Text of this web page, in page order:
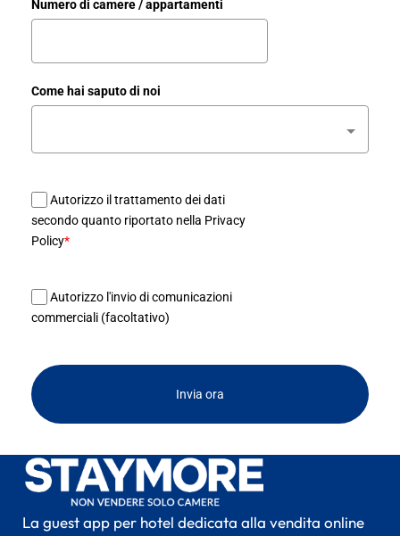
Numero di camere / appartamenti
Come hai saputo di noi
Autorizzo il trattamento dei dati
secondo quanto riportato nella Privacy
Policy*
Autorizzo l'invio di comunicazioni
commerciali (facoltativo)
Invia ora
La guest app per hotel dedicata alla vendita online